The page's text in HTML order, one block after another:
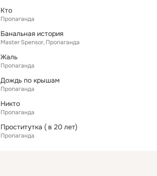
Кто
Пропаганда
Банальная история
Master Spensor Пропаганда
Жаль
Пропаганда
Дождь по крышам
Пропаганда
Никто
Пропаганда
Проститутка ( в 20 лет)
Пропаганда